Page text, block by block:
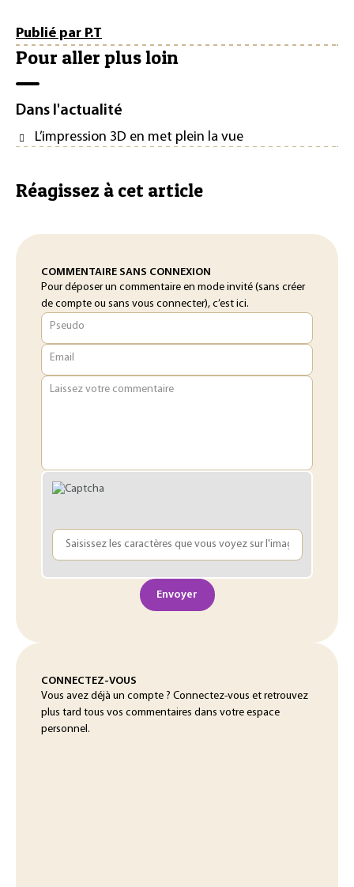
Publié par P.T
Pour aller plus loin
Dans l'actualité
L’impression 3D en met plein la vue
Réagissez à cet article
COMMENTAIRE SANS CONNEXION
Pour déposer un commentaire en mode invité (sans créer
de compte ou sans vous connecter), c’est ici.
Pseudo
Email
Laissez votre commentaire
Envoyer
CONNECTEZ-VOUS
Vous avez déjà un compte ? Connectez-vous et retrouvez
plus tard tous vos commentaires dans votre espace
personnel.